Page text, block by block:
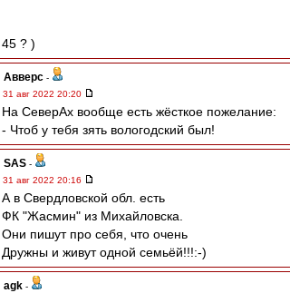
45 ? )
Авверс -
31 авг 2022 20:20
На СеверАх вообще есть жёсткое пожелание:
- Чтоб у тебя зять вологодский был!
SAS -
31 авг 2022 20:16
А в Свердловской обл. есть
ФК "Жасмин" из Михайловска.
Они пишут про себя, что очень
Дружны и живут одной семьёй!!!:-)
agk -